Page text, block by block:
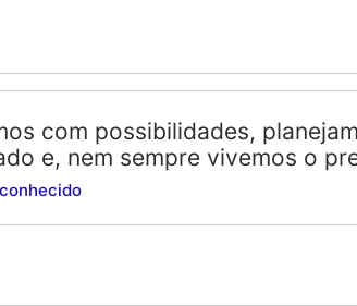
com possibilidades,
e, nem sempre vivemos o